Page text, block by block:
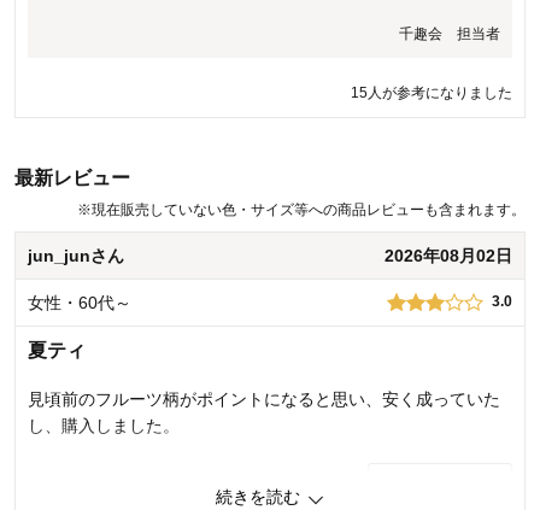
千趣会 担当者
15人が参考になりました
考えられます。お洗濯の際に柔軟剤をご使用いただくことで毛羽が立
きます。 今後もお客様により満足度の高い商品をお届けできるよう努
最新レビュー
※現在販売していない色・サイズ等への商品レビューも含まれます。
jun_junさん 2026年08月02日
女性・60代～ 3.0
夏ティ
見頃前のフルーツ柄がポイントになると思い、安く成っていた
し、購入しました。
続きを読む